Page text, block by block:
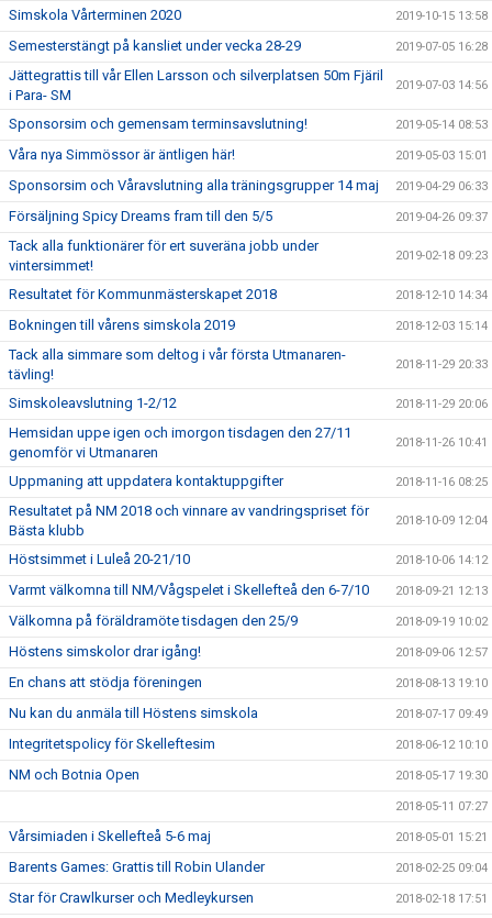
Simskola Vårterminen 2020 2019-10-15 13:58
Semesterstängt på kansliet under vecka 28-29 2019-07-05 16:28
Jättegrattis till vår Ellen Larsson och silverplatsen 50m Fjäril
i Para- SM
2019-07-03 14:56
Sponsorsim och gemensam terminsavslutning! 2019-05-14 08:53
Våra nya Simmössor är äntligen här! 2019-05-03 15:01
Sponsorsim och Våravslutning alla träningsgrupper 14 maj 2019-04-29 06:33
Försäljning Spicy Dreams fram till den 5/5 2019-04-26 09:37
Tack alla funktionärer för ert suveräna jobb under
vintersimmet!
2019-02-18 09:23
Resultatet för Kommunmästerskapet 2018 2018-12-10 14:34
Bokningen till vårens simskola 2019 2018-12-03 15:14
Tack alla simmare som deltog i vår första Utmanaren-
tävling!
2018-11-29 20:33
Simskoleavslutning 1-2/12 2018-11-29 20:06
Hemsidan uppe igen och imorgon tisdagen den 27/11
genomför vi Utmanaren
2018-11-26 10:41
Uppmaning att uppdatera kontaktuppgifter 2018-11-16 08:25
Resultatet på NM 2018 och vinnare av vandringspriset för
Bästa klubb
2018-10-09 12:04
Höstsimmet i Luleå 20-21/10 2018-10-06 14:12
Varmt välkomna till NM/Vågspelet i Skellefteå den 6-7/10 2018-09-21 12:13
Välkomna på föräldramöte tisdagen den 25/9 2018-09-19 10:02
Höstens simskolor drar igång! 2018-09-06 12:57
En chans att stödja föreningen 2018-08-13 19:10
Nu kan du anmäla till Höstens simskola 2018-07-17 09:49
Integritetspolicy för Skelleftesim 2018-06-12 10:10
NM och Botnia Open 2018-05-17 19:30
2018-05-11 07:27
Vårsimiaden i Skellefteå 5-6 maj 2018-05-01 15:21
Barents Games: Grattis till Robin Ulander 2018-02-25 09:04
Star för Crawlkurser och Medleykursen 2018-02-18 17:51